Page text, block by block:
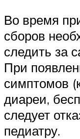
Во время
сборов
следить за
При
симптомов
диареи,
следует
педиатру.